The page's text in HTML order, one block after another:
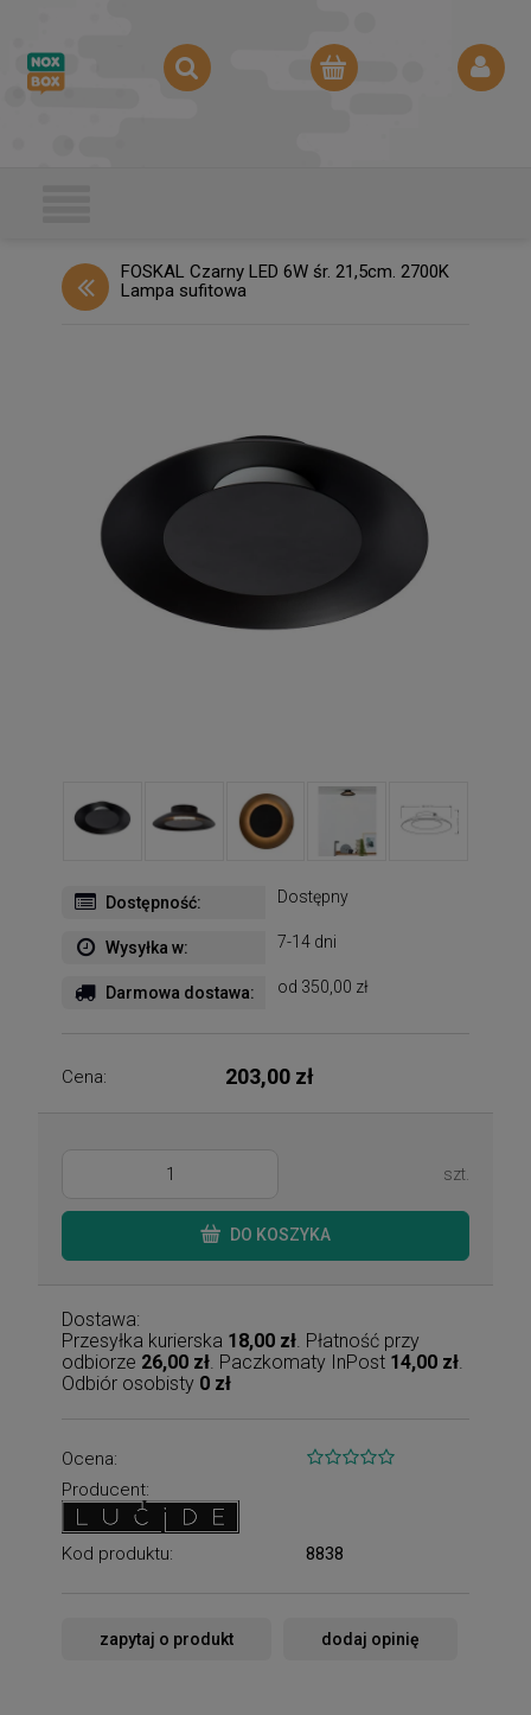
FOSKAL Czarny LED 6W śr. 21,5cm. 2700K
Lampa sufitowa
Dostępność: Dostępny
Wysyłka w: 7-14 dni
Darmowa dostawa: od 350,00 zł
Cena: 203,00 zł
szt.
DO KOSZYKA
Dostawa:
Przesyłka kurierska 18,00 zł . Płatność przy
odbiorze 26,00 zł . Paczkomaty InPost 14,00 zł
Odbiór osobisty 0 zł
Ocena:
Producent:
Kod produktu: 8838
zapytaj o produkt dodaj opinię